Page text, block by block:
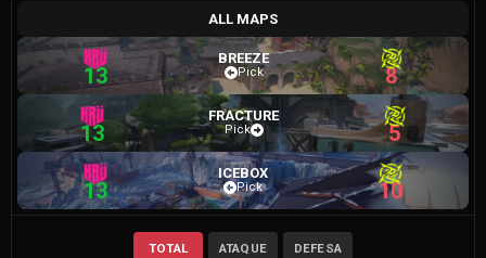
ALL MAPS
13
BREEZE
Pick 8
13
FRACTURE
Pick 5
13
ICEBOX
Pick 10
TOTAL ATAQUE DEFESA